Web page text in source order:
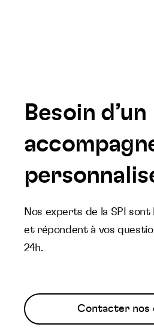
Besoin d’un
Nos experts de la SPI
et répondent à vos
24h.
Contacter nos